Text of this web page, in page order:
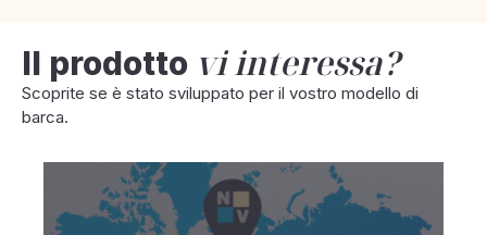
Il prodotto vi interessa?
Scoprite se è stato sviluppato per il vostro modello di
barca.